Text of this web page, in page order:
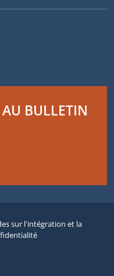
BULLETIN
sur l'intégration et la